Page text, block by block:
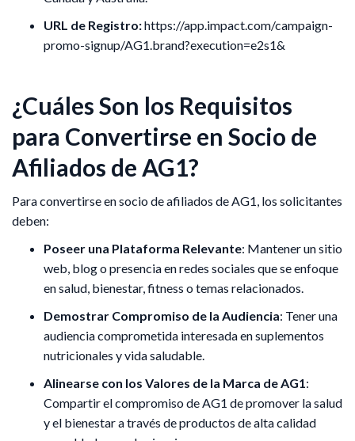
URL de Registro:https://app.impact.com/campaign-
promo-signup/AG1.brand?execution=e2s1&
¿Cuáles Son los Requisitos
para Convertirse en Socio de
Afiliados de AG1?
Para convertirse en socio de afiliados de AG1, los solicitantes
deben:​
Poseer una Plataforma Relevante: Mantener un sitio
web, blog o presencia en redes sociales que se enfoque
en salud, bienestar, fitness o temas relacionados.​
Demostrar Compromiso de la Audiencia: Tener una
audiencia comprometida interesada en suplementos
nutricionales y vida saludable.​
Alinearse con los Valores de la Marca de AG1:
Compartir el compromiso de AG1 de promover la salud
y el bienestar a través de productos de alta calidad